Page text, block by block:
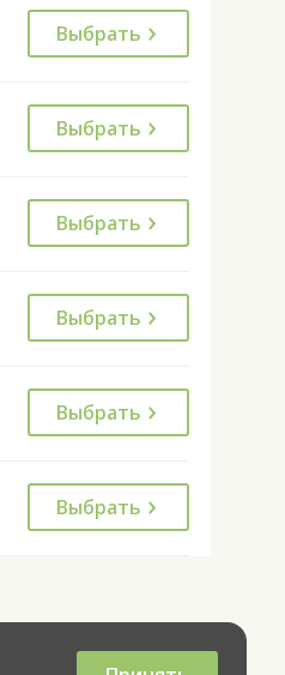
Выбрать
Выбрать
Выбрать
Выбрать
Выбрать
Выбрать